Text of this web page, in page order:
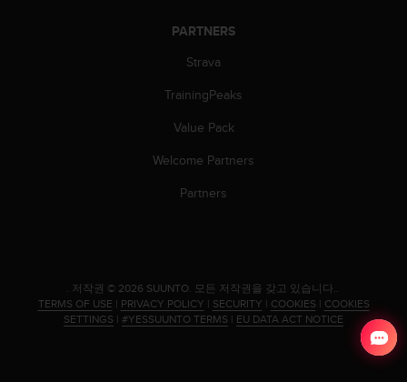
PARTNERS
Strava
TrainingPeaks
Value Pack
Welcome Partners
Partners
. 저작권 © 2026 SUUNTO. 모든 저작권을 갖고 있습니다..
TERMS OF USE | PRIVACY POLICY | SECURITY | COOKIES | COOKIES
SETTINGS | #YESSUUNTO TERMS | EU DATA ACT NOTICE